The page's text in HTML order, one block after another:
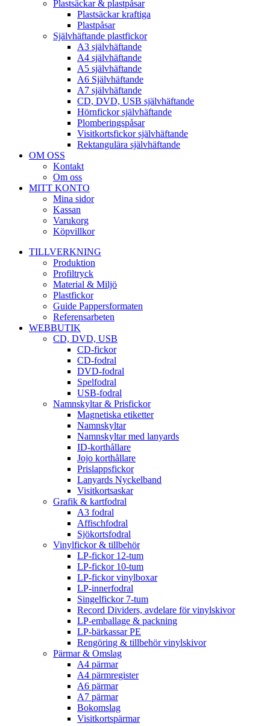
Plastsäckar & plastpåsar
Plastsäckar kraftiga
Plastpåsar
Självhäftande plastfickor
A3 självhäftande
A4 självhäftande
A5 självhäftande
A6 Självhäftande
A7 självhäftande
CD, DVD, USB självhäftande
Hörnfickor självhäftande
Plomberingspåsar
Visitkortsfickor självhäftande
Rektangulära självhäftande
OM OSS
Kontakt
Om oss
MITT KONTO
Mina sidor
Kassan
Varukorg
Köpvillkor
TILLVERKNING
Produktion
Profiltryck
Material & Miljö
Plastfickor
Guide Pappersformaten
Referensarbeten
WEBBUTIK
CD, DVD, USB
CD-fickor
CD-fodral
DVD-fodral
Spelfodral
USB-fodral
Namnskyltar & Prisfickor
Magnetiska etiketter
Namnskyltar
Namnskyltar med lanyards
ID-korthållare
Jojo korthållare
Prislappsfickor
Lanyards Nyckelband
Visitkortsaskar
Grafik & kartfodral
A3 fodral
Affischfodral
Sjökortsfodral
Vinylfickor & tillbehör
LP-fickor 12-tum
LP-fickor 10-tum
LP-fickor vinylboxar
LP-innerfodral
Singelfickor 7-tum
Record Dividers, avdelare för vinylskivor
LP-emballage & packning
LP-bärkassar PE
Rengöring & tillbehör vinylskivor
Pärmar & Omslag
A4 pärmar
A4 pärmregister
A6 pärmar
A7 pärmar
Bokomslag
Visitkortspärmar